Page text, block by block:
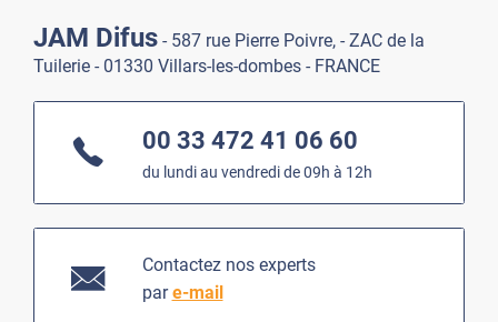
JAM Difus - 587 rue Pierre Poivre, - ZAC de la
Tuilerie - 01330 Villars-les-dombes - FRANCE
00 33 472 41 06 60
du lundi au vendredi de 09h à 12h
Contactez nos experts
pare-mail